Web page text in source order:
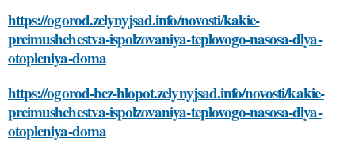
https://ogorod.zelynyjsad.info/novosti/kakie-
preimushchestva-ispolzovaniya-teplovogo-nasosa-dlya-
otopleniya-doma
https://ogorod-bez-hlopot.zelynyjsad.info/novosti/kakie-
preimushchestva-ispolzovaniya-teplovogo-nasosa-dlya-
otopleniya-doma